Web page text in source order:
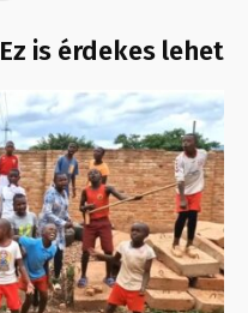
Ez is érdekes lehet